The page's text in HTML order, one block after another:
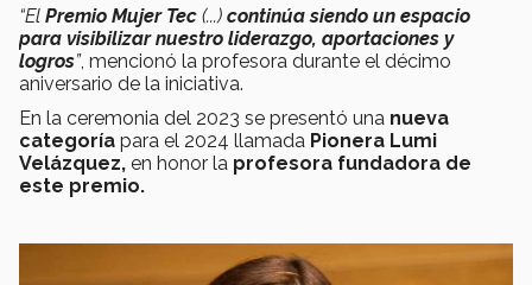
“El Premio Mujer Tec (...) continúa siendo un espacio
para visibilizar nuestro liderazgo, aportaciones y
logros”, mencionó la profesora durante el décimo
aniversario de la iniciativa.
En la ceremonia del 2023 se presentó una nueva
categoría para el 2024 llamada Pionera Lumi
Velázquez, en honor la profesora fundadora de
este premio.